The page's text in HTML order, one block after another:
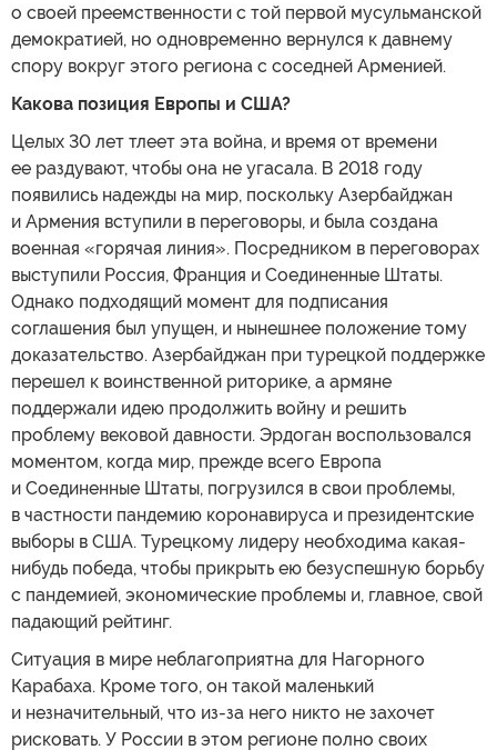
о своей преемственности с той первой мусульманской
демократией, но одновременно вернулся к давнему
спору вокруг этого региона с соседней Арменией.
Какова позиция Европы и США?
Целых 30 лет тлеет эта война, и время от времени
ее раздувают, чтобы она не угасала. В 2018 году
появились надежды на мир, поскольку Азербайджан
и Армения вступили в переговоры, и была создана
военная «горячая линия». Посредником в переговорах
выступили Россия, Франция и Соединенные Штаты.
Однако подходящий момент для подписания
соглашения был упущен, и нынешнее положение тому
доказательство. Азербайджан при турецкой поддержке
перешел к воинственной риторике, а армяне
поддержали идею продолжить войну и решить
проблему вековой давности. Эрдоган воспользовался
моментом, когда мир, прежде всего Европа
и Соединенные Штаты, погрузился в свои проблемы,
в частности пандемию коронавируса и президентские
выборы в США. Турецкому лидеру необходима какая-
нибудь победа, чтобы прикрыть ею безуспешную борьбу
с пандемией, экономические проблемы и, главное, свой
падающий рейтинг.
Ситуация в мире неблагоприятна для Нагорного
Карабаха. Кроме того, он такой маленький
и незначительный, что из-за него никто не захочет
рисковать. У России в этом регионе полно своих